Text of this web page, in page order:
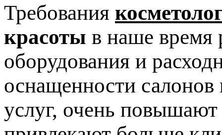
Требования
красоты в наше время
оборудования и
оснащенности салонов
услуг, очень